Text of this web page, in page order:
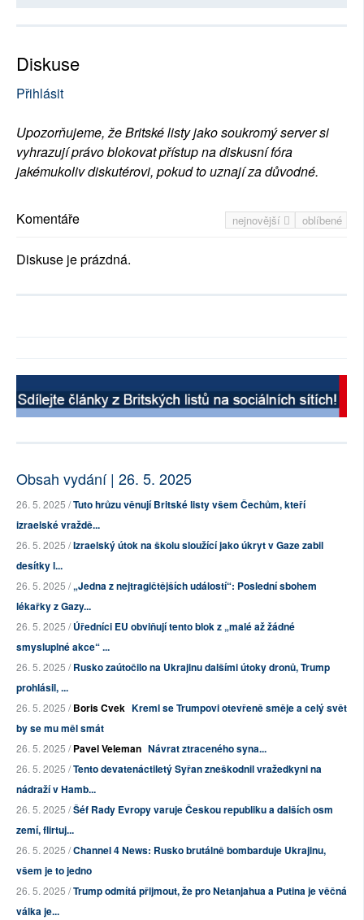
Diskuse
Přihlásit
Upozorňujeme, že Britské listy jako soukromý server si
vyhrazují právo blokovat přístup na diskusní fóra
jakémukoliv diskutérovi, pokud to uznají za důvodné.
nejnovější oblíbené
Komentáře
Diskuse je prázdná.
Obsah vydání | 26. 5. 2025
26. 5. 2025 /Tuto hrůzu věnují Britské listy všem Čechům, kteří
izraelské vraždě...
26. 5. 2025 /Izraelský útok na školu sloužící jako úkryt v Gaze zabil
desítky l...
26. 5. 2025 /„Jedna z nejtragičtějších událostí“: Poslední sbohem
lékařky z Gazy...
26. 5. 2025 /Úředníci EU obviňují tento blok z „malé až žádné
smysluplné akce“ ...
26. 5. 2025 /Rusko zaútočilo na Ukrajinu dalšími útoky dronů, Trump
prohlásil, ...
26. 5. 2025 /Boris Cvek Kreml se Trumpovi otevřeně směje a celý svět
by se mu měl smát
26. 5. 2025 /Pavel Veleman Návrat ztraceného syna...
26. 5. 2025 /Tento devatenáctiletý Syřan zneškodnil vražedkyni na
nádraží v Hamb...
26. 5. 2025 /Šéf Rady Evropy varuje Českou republiku a dalších osm
zemí, flirtuj...
26. 5. 2025 /Channel 4 News: Rusko brutálně bombarduje Ukrajinu,
všem je to jedno
26. 5. 2025 /Trump odmítá přijmout, že pro Netanjahua a Putina je věčná
válka je...